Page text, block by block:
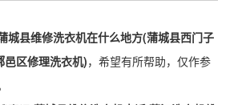
城县维修洗衣机在什么地方(蒲城县西门子
区修理洗衣机)，希望有所帮助，仅作参